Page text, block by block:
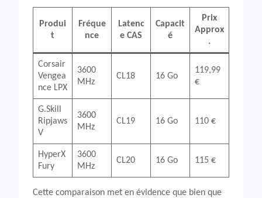
Produi
t
Fréque
nce
Latenc
e CAS
Capacit
é
Prix
Approx
.
Corsair
Vengea
nce LPX
3600
MHz
CL18 16 Go
119,99
€
G.Skill
Ripjaws
V
3600
MHz
CL19 16 Go 110 €
HyperX
Fury
3600
MHz
CL20 16 Go 115 €
Cette comparaison met en évidence que bien que